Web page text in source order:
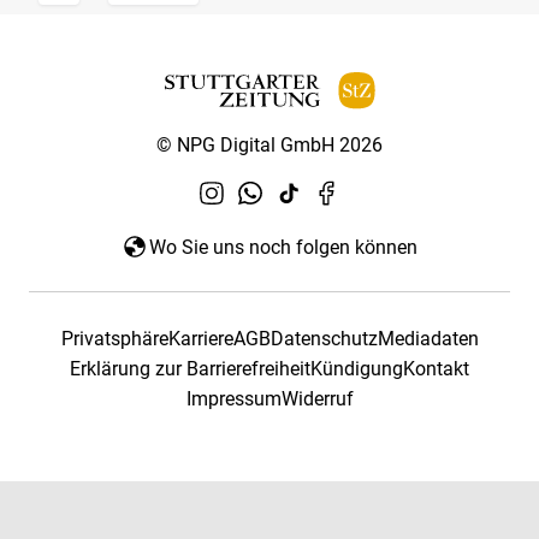
© NPG Digital GmbH 2026
Wo Sie uns noch folgen können
PrivatsphäreKarriereAGBDatenschutzMediadaten
Erklärung zur BarrierefreiheitKündigungKontakt
ImpressumWiderruf